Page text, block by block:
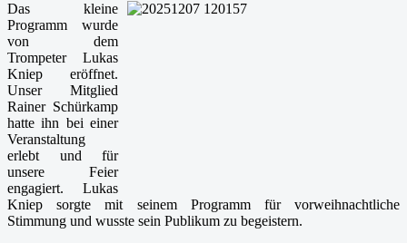
Das kleine
Programm wurde
von dem
Trompeter Lukas
Kniep eröffnet.
Unser Mitglied
Rainer Schürkamp
hatte ihn bei einer
Veranstaltung
erlebt und für
unsere Feier
engagiert. Lukas
Kniep sorgte mit seinem Programm für vorweihnachtliche
Stimmung und wusste sein Publikum zu begeistern.